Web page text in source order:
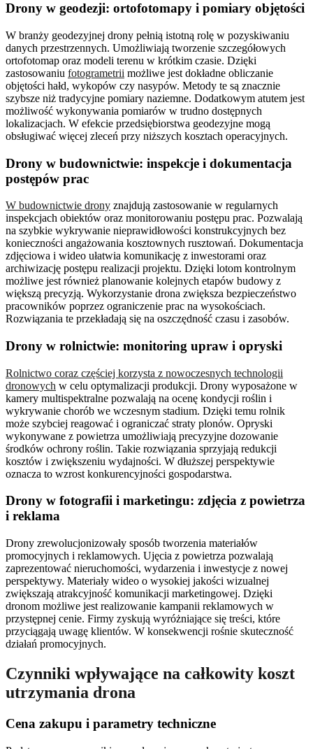
Drony w geodezji: ortofotomapy i pomiary objętości
W branży geodezyjnej drony pełnią istotną rolę w pozyskiwaniu
danych przestrzennych. Umożliwiają tworzenie szczegółowych
ortofotomap oraz modeli terenu w krótkim czasie. Dzięki
zastosowaniu fotogrametrii możliwe jest dokładne obliczanie
objętości hałd, wykopów czy nasypów. Metody te są znacznie
szybsze niż tradycyjne pomiary naziemne. Dodatkowym atutem jest
możliwość wykonywania pomiarów w trudno dostępnych
lokalizacjach. W efekcie przedsiębiorstwa geodezyjne mogą
obsługiwać więcej zleceń przy niższych kosztach operacyjnych.
Drony w budownictwie: inspekcje i dokumentacja
postępów prac
W budownictwie drony znajdują zastosowanie w regularnych
inspekcjach obiektów oraz monitorowaniu postępu prac. Pozwalają
na szybkie wykrywanie nieprawidłowości konstrukcyjnych bez
konieczności angażowania kosztownych rusztowań. Dokumentacja
zdjęciowa i wideo ułatwia komunikację z inwestorami oraz
archiwizację postępu realizacji projektu. Dzięki lotom kontrolnym
możliwe jest również planowanie kolejnych etapów budowy z
większą precyzją. Wykorzystanie drona zwiększa bezpieczeństwo
pracowników poprzez ograniczenie prac na wysokościach.
Rozwiązania te przekładają się na oszczędność czasu i zasobów.
Drony w rolnictwie: monitoring upraw i opryski
Rolnictwo coraz częściej korzysta z nowoczesnych technologii
dronowych w celu optymalizacji produkcji. Drony wyposażone w
kamery multispektralne pozwalają na ocenę kondycji roślin i
wykrywanie chorób we wczesnym stadium. Dzięki temu rolnik
może szybciej reagować i ograniczać straty plonów. Opryski
wykonywane z powietrza umożliwiają precyzyjne dozowanie
środków ochrony roślin. Takie rozwiązania sprzyjają redukcji
kosztów i zwiększeniu wydajności. W dłuższej perspektywie
oznacza to wzrost konkurencyjności gospodarstwa.
Drony w fotografii i marketingu: zdjęcia z powietrza
i reklama
Drony zrewolucjonizowały sposób tworzenia materiałów
promocyjnych i reklamowych. Ujęcia z powietrza pozwalają
zaprezentować nieruchomości, wydarzenia i inwestycje z nowej
perspektywy. Materiały wideo o wysokiej jakości wizualnej
zwiększają atrakcyjność komunikacji marketingowej. Dzięki
dronom możliwe jest realizowanie kampanii reklamowych w
przystępnej cenie. Firmy zyskują wyróżniające się treści, które
przyciągają uwagę klientów. W konsekwencji rośnie skuteczność
działań promocyjnych.
Czynniki wpływające na całkowity koszt
utrzymania drona
Cena zakupu i parametry techniczne